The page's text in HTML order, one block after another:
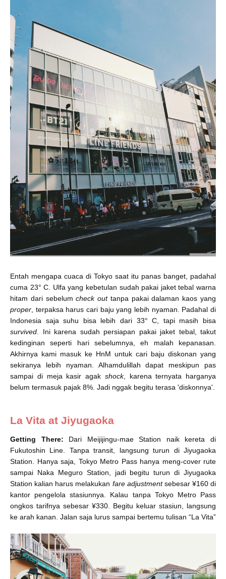
Entah mengapa cuaca di Tokyo saat itu panas banget, padahal
cuma 23° C. Ulfa yang kebetulan sudah pakai jaket tebal warna
hitam dari sebelumcheck outtanpa pakai dalaman kaos yang
proper , terpaksa harus cari baju yang lebih nyaman. Padahal di
Indonesia saja suhu bisa lebih dari 33° C, tapi masih bisa
survived . Ini karena sudah persiapan pakai jaket tebal, takut
kedinginan seperti hari sebelumnya, eh malah kepanasan.
Akhirnya kami masuk ke HnM untuk cari baju diskonan yang
sekiranya lebih nyaman. Alhamdulillah dapat meskipun pas
sampai di meja kasir agak shock, karena ternyata harganya
belum termasuk pajak 8%. Jadi nggak begitu terasa 'diskonnya'.
La Vita at Jiyugaoka
Getting There: Dari Meijijingu-mae Station naik kereta di
Fukutoshin Line. Tanpa transit, langsung turun di Jiyugaoka
Station. Hanya saja, Tokyo Metro Pass hanya meng-cover rute
sampai Naka Meguro Station, jadi begitu turun di Jiyugaoka
Station kalian harus melakukan fare adjustmentsebesar ¥160 di
kantor pengelola stasiunnya. Kalau tanpa Tokyo Metro Pass
ongkos tarifnya sebesar ¥330. Begitu keluar stasiun, langsung
ke arah kanan. Jalan saja lurus sampai bertemu tulisan “La Vita”